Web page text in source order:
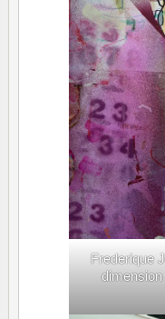
Frederique